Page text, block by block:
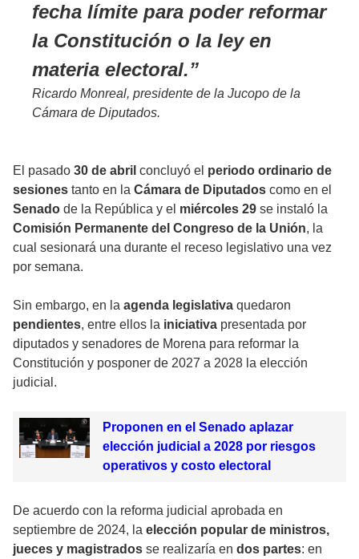
fecha límite para poder reformar
la Constitución o la ley en
materia electoral.
Ricardo Monreal, presidente de la Jucopo de la
Cámara de Diputados.
El pasado 30 de abril concluyó el periodo ordinario de
sesiones tanto en la Cámara de Diputados como en el
Senado de la República y el miércoles 29 se instaló la
Comisión Permanente del Congreso de la Unión, la
cual sesionará una durante el receso legislativo una vez
por semana.
Sin embargo, en la agenda legislativa quedaron
pendientes, entre ellos la iniciativa presentada por
diputados y senadores de Morena para reformar la
Constitución y posponer de 2027 a 2028 la elección
judicial .
Proponen en el Senado aplazar
elección judicial a 2028 por riesgos
operativos y costo electoral
De acuerdo con la reforma judicial aprobada en
septiembre de 2024, la elección popular de ministros,
jueces y magistrados se realizaría en dos partes: en